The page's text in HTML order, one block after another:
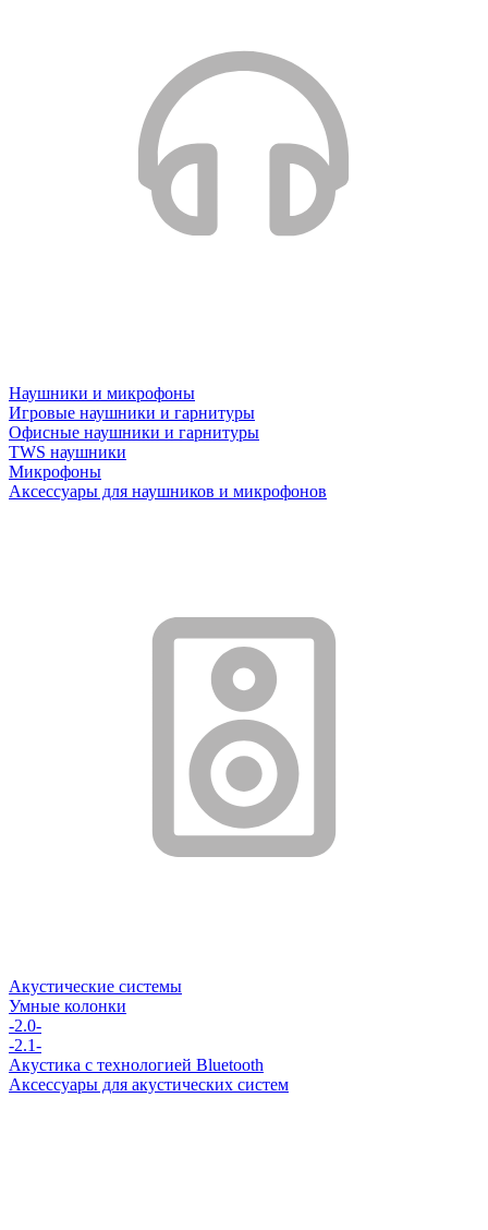
Наушники и микрофоны
Игровые наушники и гарнитуры
Офисные наушники и гарнитуры
TWS наушники
Микрофоны
Аксессуары для наушников и микрофонов
Акустические системы
Умные колонки
-2.0-
-2.1-
Акустика с технологией Bluetooth
Аксессуары для акустических систем